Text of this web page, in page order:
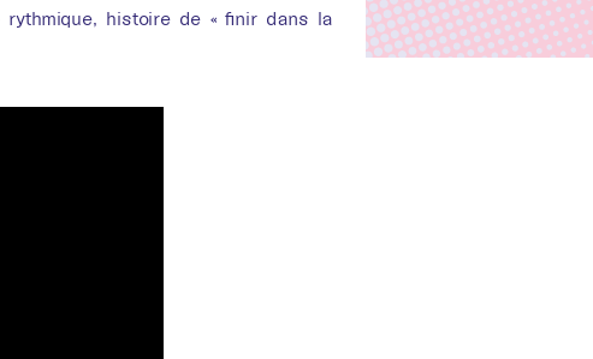
rythmique, histoire de « finir dans la